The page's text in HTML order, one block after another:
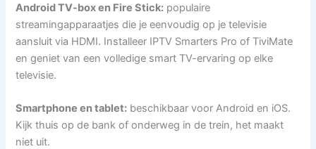
Android TV-box en Fire Stick: populaire
streamingapparaatjes die je eenvoudig op je televisie
aansluit via HDMI. Installeer IPTV Smarters Pro of TiviMate
en geniet van een volledige smart TV-ervaring op elke
televisie.
Smartphone en tablet: beschikbaar voor Android en iOS.
Kijk thuis op de bank of onderweg in de trein, het maakt
niet uit.